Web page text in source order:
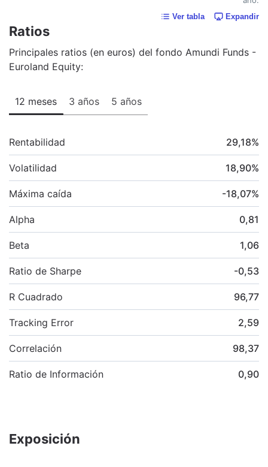
Ver tabla Expandir
Ratios
Principales ratios (en euros) del fondo Amundi Funds -
Euroland Equity:
12 meses 3 años 5 años
Rentabilidad 29,18%
Volatilidad 18,90%
Máxima caída -18,07%
Alpha 0,81
Beta 1,06
Ratio de Sharpe -0,53
R Cuadrado 96,77
Tracking Error 2,59
Correlación 98,37
Ratio de Información 0,90
Exposición